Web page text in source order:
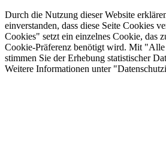
Durch die Nutzung dieser Website
einverstanden, dass diese Seite Cookies
Cookies" setzt ein einzelnes Cookie, das
Cookie-Präferenz benötigt wird. Mit "Alle
stimmen Sie der Erhebung statistischer
Weitere Informationen unter